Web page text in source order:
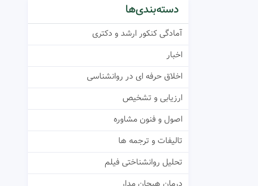
دسته‌بندی‌ها
آمادگی کنکور ارشد و دکتری
اخبار
اخلاق حرفه ای در روانشناسی
ارزیابی و تشخیص
اصول و فنون مشاوره
تالیفات و ترجمه ها
تحلیل روانشناختی فیلم